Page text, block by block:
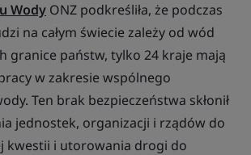
Wody ONZ podkreśliła, że podczas
na całym świecie zależy od wód
granice państw, tylko 24 kraje mają
w zakresie wspólnego
Ten brak bezpieczeństwa skłonił
jednostek, organizacji i rządów do
kwestii i utorowania drogi do